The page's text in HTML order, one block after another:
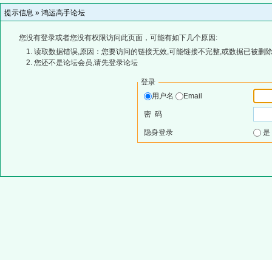
提示信息 » 鸿运高手论坛
您没有登录或者您没有权限访问此页面，可能有如下几个原因:
读取数据错误,原因：您要访问的链接无效,可能链接不完整,或数据已被删
您还不是论坛会员,请先登录论坛
登录
用户名
Email
密 码
隐身登录